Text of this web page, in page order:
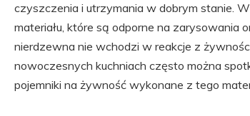
czyszczenia i utrzymania w dobrym stanie.
materiału, które są odporne na zarysowania
nierdzewna nie wchodzi w reakcje z
nowoczesnych kuchniach często można
pojemniki na żywność wykonane z tego